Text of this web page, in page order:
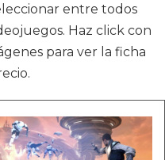
entre todos
Haz click con
para ver la ficha